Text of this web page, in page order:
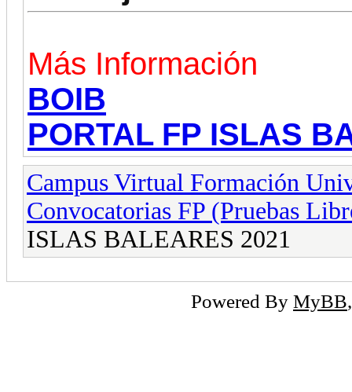
Más Información
BOIB
PORTAL FP ISLAS
Campus Virtual Formación
Convocatorias FP (Pruebas
ISLAS BALEARES 2021
Powered By MyBB